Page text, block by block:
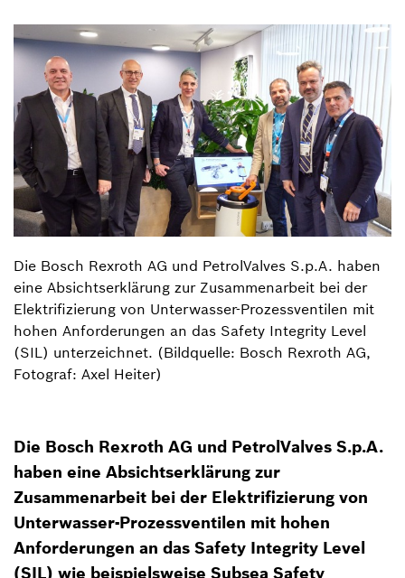
Die Bosch Rexroth AG und PetrolValves S.p.A. haben
eine Absichtserklärung zur Zusammenarbeit bei der
Elektrifizierung von Unterwasser-Prozessventilen mit
hohen Anforderungen an das Safety Integrity Level
(SIL) unterzeichnet. (Bildquelle: Bosch Rexroth AG,
Fotograf: Axel Heiter)
Die Bosch Rexroth AG und PetrolValves S.p.A.
haben eine Absichtserklärung zur
Zusammenarbeit bei der Elektrifizierung von
Unterwasser-Prozessventilen mit hohen
Anforderungen an das Safety Integrity Level
(SIL) wie beispielsweise Subsea Safety